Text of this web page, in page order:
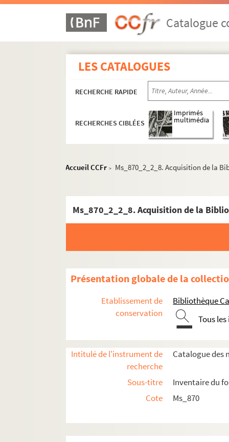
Catalogue
LES CATALOGUES
RECHERCHE RAPIDE
RECHERCHES CIBLÉES
Imprimés
multimédia
Accueil CCFr > Ms_870_2_2_8. Acquisition de la
Ms_870_2_2_8. Acquisition de la
Présentation globale de la
Etablissement de
conservation
Bibliothèque
Tous
Intitulé de l'instrument de
recherche
Catalogue des
Sous-titre
Inventaire du
Cote
Ms_870
Ms_870_2. Décors et costumes de théâtre